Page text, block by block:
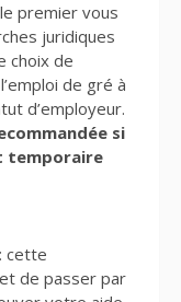
premier vous
juridiques
choix de
de gré à
d’employeur.
si
temporaire
cette
de passer par